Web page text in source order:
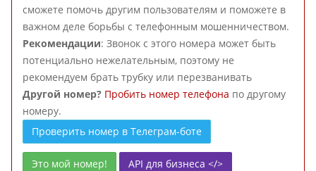
сможете помочь другим пользователям и поможете в
важном деле борьбы с телефонным мошенничеством.
Рекомендации: Звонок с этого номера может быть
потенциально нежелательным, поэтому не
рекомендуем брать трубку или перезванивать
Другой номер? Пробить номер телефона по другому
номеру.
Проверить номер в Телеграм-боте
Это мой номер! API для бизнеса </>